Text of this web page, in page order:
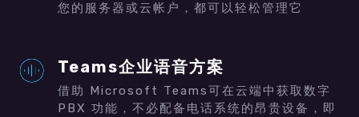
您的服务器或云帐户，都可以轻松管理它
Teams企业语音方案
借助 Microsoft Teams可在云端中获取数字
PBX 功能，不必配备电话系统的昂贵设备，即